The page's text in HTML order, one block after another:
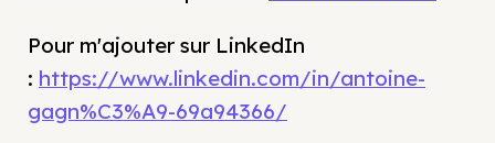
Pour m'ajouter sur LinkedIn
: https://www.linkedin.com/in/antoine-
gagn%C3%A9-69a94366/